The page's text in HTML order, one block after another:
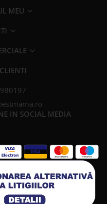
MEU
IN SOCIAL MEDIA